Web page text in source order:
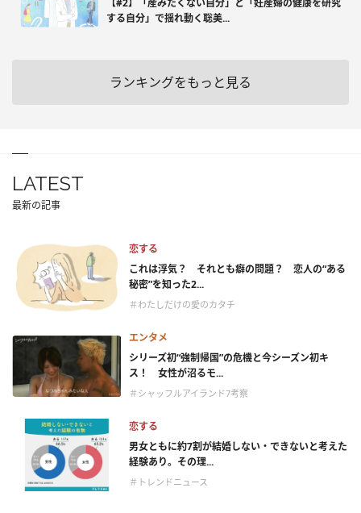
する自分」で揺れ動く聡美...
ランキングをもっと見る
LATEST
最新の記事
恋する
これは浮気？ それとも癖の問題？ 恋人の“ある
秘密”を知った2...
＃わたしだけの愛のカタチ
エンタメ
シリーズ初“強制帰国”の危機と今シーズン初キ
ス！ 女性が沼るモ...
＃シャッフルアイランド7考察
恋する
男女ともに約7割が結婚しない・できないと考えた
経験あり。その理...
＃トレンドニュース